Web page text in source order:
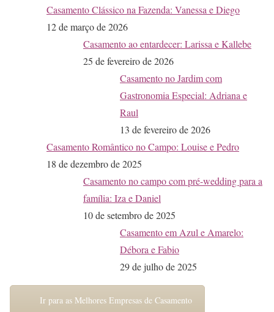
Casamento Clássico na Fazenda: Vanessa e Diego
12 de março de 2026
Casamento ao entardecer: Larissa e Kallebe
25 de fevereiro de 2026
Casamento no Jardim com
Gastronomia Especial: Adriana e
Raul
13 de fevereiro de 2026
Casamento Romântico no Campo: Louise e Pedro
18 de dezembro de 2025
Casamento no campo com pré-wedding para a
família: Iza e Daniel
10 de setembro de 2025
Casamento em Azul e Amarelo:
Débora e Fabio
29 de julho de 2025
Ir para as Melhores Empresas de Casamento